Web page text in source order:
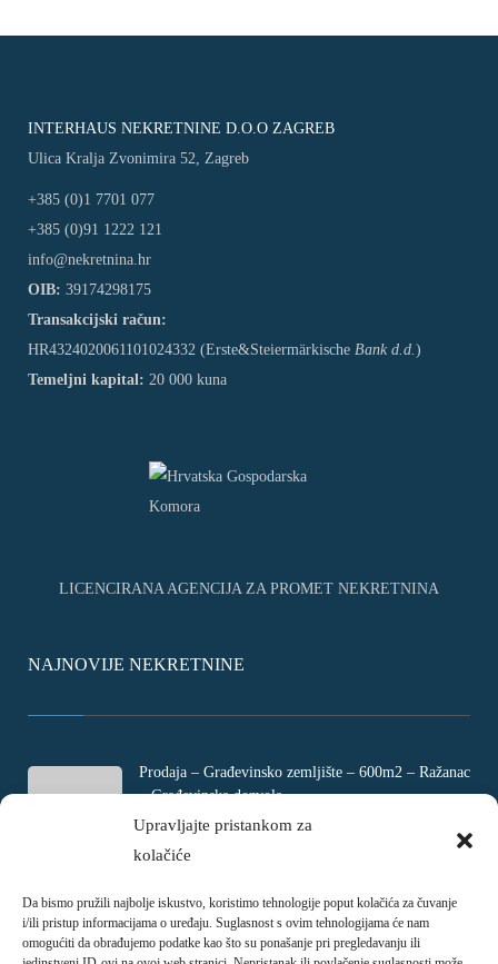
Upravljajte pristankom za
kolačiće
Da bismo pružili najbolje iskustvo, koristimo tehnologije poput kolačića za čuvanje
i/ili pristup informacijama o uređaju. Suglasnost s ovim tehnologijama će nam
omogućiti da obrađujemo podatke kao što su ponašanje pri pregledavanju ili
INTERHAUS NEKRETNINE D.O.O ZAGREB
Ulica Kralja Zvonimira 52, Zagreb
+385 (0)1 7701 077
+385 (0)91 1222 121
info@nekretnina.hr
OIB: 39174298175
Transakcijski račun:
HR4324020061101024332 (Erste&Steiermärkische Bank d.d.)
Temeljni kapital: 20 000 kuna
LICENCIRANA AGENCIJA ZA PROMET NEKRETNINA
NAJNOVIJE NEKRETNINE
Prodaja – Građevinsko zemljište – 600m2 – Ražanac
– Građevinska dozvola
Rtina, Croatia
€ 180.000
Prodaja – Četverosobni stan – Jadranovo –
Crikvenica – 73m2